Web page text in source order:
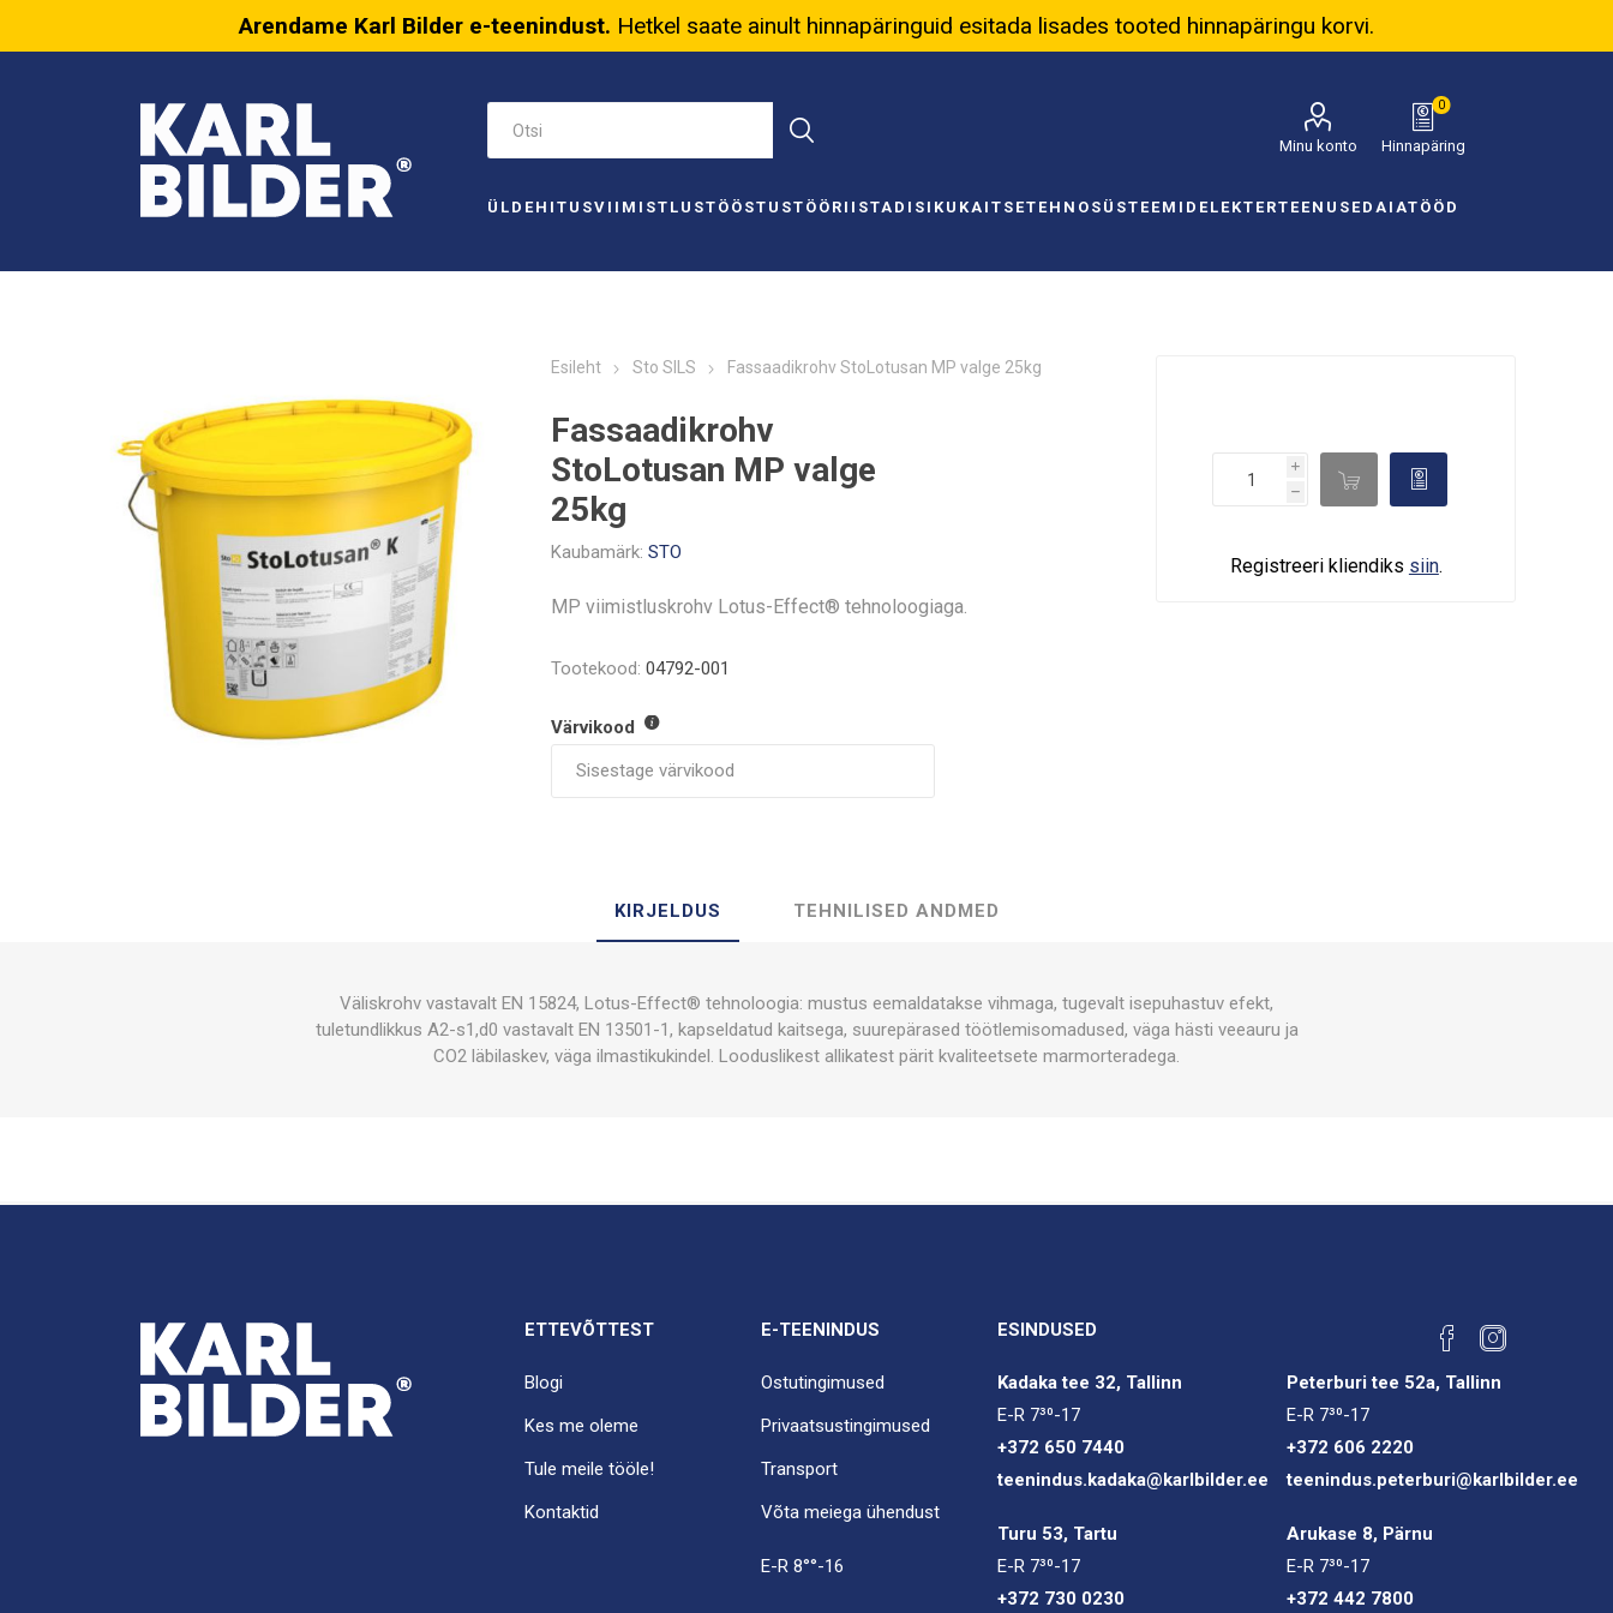
Arendame Karl Bilder e-teenindust. Hetkel saate ainult hinnapäringuid esitada lisades tooted hinnapäringu korvi.
Minu konto Hinnapäring
0
ÜLDEHITUSVIIMISTLUSTÖÖSTUSTÖÖRIISTAD ISIKUKAITSETEHNOSÜSTEEMID ELEKTERTEENUSEDAIATÖÖD
Esileht Sto SILS Fassaadikrohv StoLotusan MP valge 25kg
Fassaadikrohv
StoLotusan MP valge
25kg
Kaubamärk: STO
MP viimistluskrohv Lotus-Effect® tehnoloogiaga.
Tootekood: 04792-001
Värvikood
i
h
d 
Registreeri kliendiks siin.
KIRJELDUS TEHNILISED ANDMED
Väliskrohv vastavalt EN 15824, Lotus-Effect® tehnoloogia: mustus eemaldatakse vihmaga, tugevalt isepuhastuv efekt,
tuletundlikkus A2-s1,d0 vastavalt EN 13501-1, kapseldatud kaitsega, suurepärased töötlemisomadused, väga hästi veeauru ja
CO2 läbilaskev, väga ilmastikukindel. Looduslikest allikatest pärit kvaliteetsete marmorteradega.
ETTEVÕTTEST
Blogi
Kes me oleme
Tule meile tööle!
Kontaktid
E-TEENINDUS
Ostutingimused
Privaatsustingimused
Transport
Võta meiega ühendust
E-R 8°°-16
ESINDUSED
Kadaka tee 32, Tallinn
E-R 7³⁰-17
+372 650 7440
teenindus.kadaka@karlbilder.ee
Peterburi tee 52a, Tallinn
E-R 7³⁰-17
+372 606 2220
teenindus.peterburi@karlbilder.ee
Turu 53, Tartu
E-R 7³⁰-17
+372 730 0230
Arukase 8, Pärnu
E-R 7³⁰-17
+372 442 7800